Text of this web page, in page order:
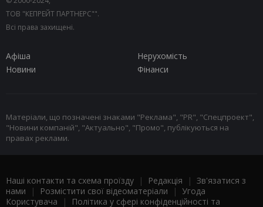
ТОВ "КЕПРЕЙТ ПАРТНЕРС"".
Всі права захищені.
Афіша
Нерухомість
Новини
Фінанси
Матеріали, що позначені знаками "Реклама", "PR", "Спецпроект",
"Новини компаній", "Актуально", "Промо", публікуються на
правах реклами.
Наші контакти та схема проїзду | Редакція | Зв'язатися з
нами | Розмістити свої відеоматеріали | Угода
Користувача |
Політика у сфері конфіденційності та